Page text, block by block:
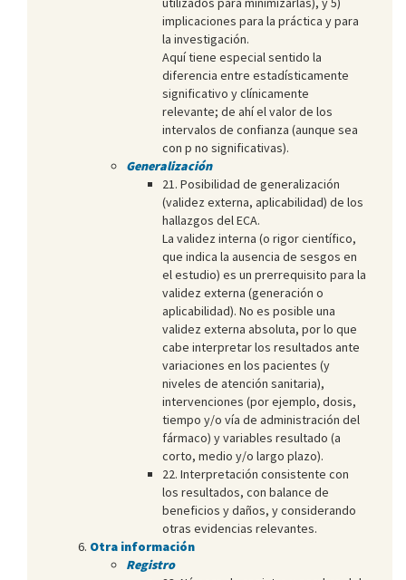
implicaciones para la práctica y para
la investigación.
Aquí tiene especial sentido la
diferencia entre estadísticamente
significativo y clínicamente
relevante; de ahí el valor de los
intervalos de confianza (aunque sea
con p no significativas).
Generalización
21. Posibilidad de generalización
(validez externa, aplicabilidad) de los
hallazgos del ECA.
La validez interna (o rigor científico,
que indica la ausencia de sesgos en
el estudio) es un prerrequisito para la
validez externa (generación o
aplicabilidad). No es posible una
validez externa absoluta, por lo que
cabe interpretar los resultados ante
variaciones en los pacientes (y
niveles de atención sanitaria),
intervenciones (por ejemplo, dosis,
tiempo y/o vía de administración del
fármaco) y variables resultado (a
corto, medio y/o largo plazo).
22. Interpretación consistente con
los resultados, con balance de
beneficios y daños, y considerando
otras evidencias relevantes.
Otra información
Registro